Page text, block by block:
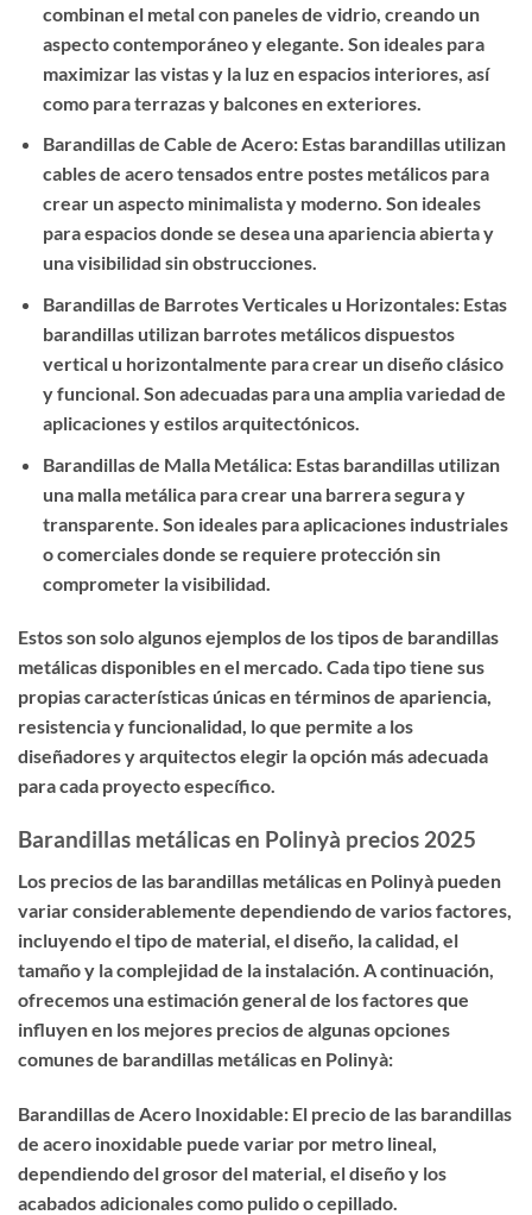
combinan el metal con paneles de vidrio, creando un
aspecto contemporáneo y elegante. Son ideales para
maximizar las vistas y la luz en espacios interiores, así
como para terrazas y balcones en exteriores.
Barandillas de Cable de Acero: Estas barandillas utilizan
cables de acero tensados entre postes metálicos para
crear un aspecto minimalista y moderno. Son ideales
para espacios donde se desea una apariencia abierta y
una visibilidad sin obstrucciones.
Barandillas de Barrotes Verticales u Horizontales: Estas
barandillas utilizan barrotes metálicos dispuestos
vertical u horizontalmente para crear un diseño clásico
y funcional. Son adecuadas para una amplia variedad de
aplicaciones y estilos arquitectónicos.
Barandillas de Malla Metálica: Estas barandillas utilizan
una malla metálica para crear una barrera segura y
transparente. Son ideales para aplicaciones industriales
o comerciales donde se requiere protección sin
comprometer la visibilidad.
Estos son solo algunos ejemplos de los tipos de barandillas
metálicas disponibles en el mercado. Cada tipo tiene sus
propias características únicas en términos de apariencia,
resistencia y funcionalidad, lo que permite a los
diseñadores y arquitectos elegir la opción más adecuada
para cada proyecto específico.
Barandillas metálicas en Polinyà precios 2025
Los precios de las barandillas metálicas en Polinyà pueden
variar considerablemente dependiendo de varios factores,
incluyendo el tipo de material, el diseño, la calidad, el
tamaño y la complejidad de la instalación. A continuación,
ofrecemos una estimación general de los factores que
influyen en los mejores precios de algunas opciones
comunes de barandillas metálicas en Polinyà:
Barandillas de Acero Inoxidable: El precio de las barandillas
de acero inoxidable puede variar por metro lineal,
dependiendo del grosor del material, el diseño y los
acabados adicionales como pulido o cepillado.